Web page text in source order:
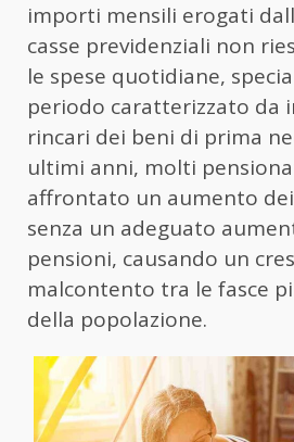
importi mensili erogati
casse previdenziali non
le spese quotidiane,
periodo caratterizzato da
rincari dei beni di prima
ultimi anni, molti
affrontato un aumento
senza un adeguato
pensioni, causando un
malcontento tra le fasce
della popolazione.